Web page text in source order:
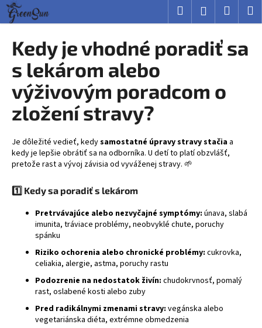
Prejsť
obsah
Hľadať Prihlásenie
Kedy je vhodné poradiť sa
s lekárom alebo
výživovým poradcom o
zložení stravy?
Je dôležité vedieť, kedysamostatné úpravy stravy stačia a
kedy je lepšie obrátiť sa na odborníka. U detí to platí obzvlášť,
pretože rast a vývoj závisia od vyváženej stravy. 🌱
1️⃣ Kedy sa poradiť s lekárom
Pretrvávajúce alebo nezvyčajné symptómy: únava, slabá
imunita, tráviace problémy, neobvyklé chute, poruchy
spánku
Riziko ochorenia alebo chronické problémy: cukrovka,
celiakia, alergie, astma, poruchy rastu
Podozrenie na nedostatok živín: chudokrvnosť, pomalý
rast, oslabené kosti alebo zuby
Pred radikálnymi zmenami stravy: vegánska alebo
vegetariánska diéta, extrémne obmedzenia
K
o
Č
o
p
o
t
r
e
b
u
j